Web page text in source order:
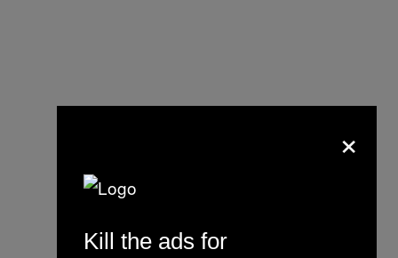
×
Kill the ads for